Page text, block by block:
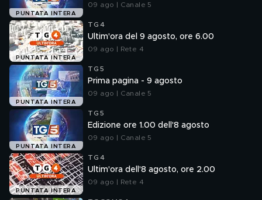
PUNTATA INTERA
09 ago | Canale 5
PUNTATA INTERA
TG4
Ultim'ora del 9 agosto, ore 6.00
09 ago | Rete 4
PUNTATA INTERA
TG5
Prima pagina - 9 agosto
09 ago | Canale 5
PUNTATA INTERA
TG5
Edizione ore 1.00 dell'8 agosto
09 ago | Canale 5
PUNTATA INTERA
TG4
Ultim'ora dell'8 agosto, ore 2.00
09 ago | Rete 4